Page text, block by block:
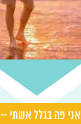
אני פה בגלל אשתי –